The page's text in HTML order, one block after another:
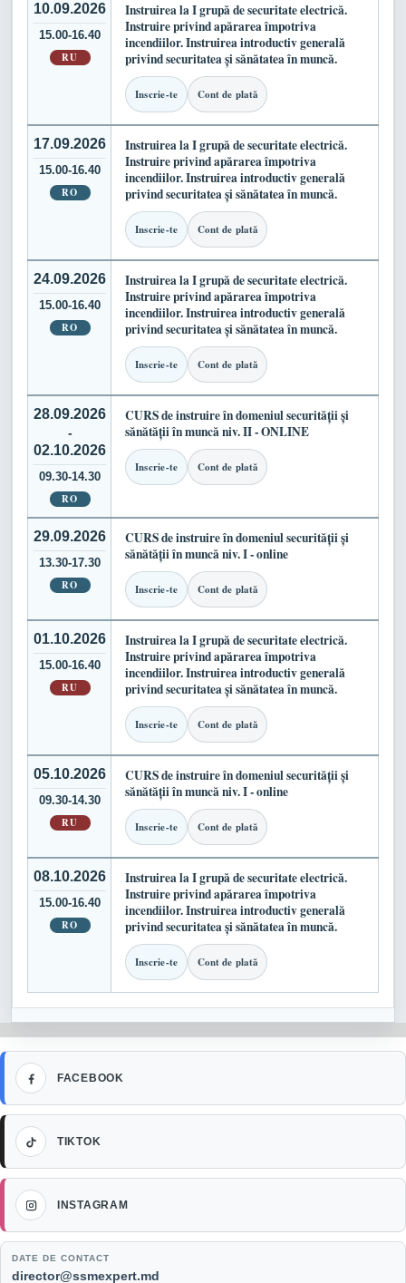
10.09.2026
15.00-16.40
RU
Instruirea la I grupă de securitate electrică.
Instruire privind apărarea împotriva
incendiilor. Instruirea introductiv generală
privind securitatea și sănătatea în muncă.
Inscrie-te Cont de plată
17.09.2026
15.00-16.40
RO
Instruirea la I grupă de securitate electrică.
Instruire privind apărarea împotriva
incendiilor. Instruirea introductiv generală
privind securitatea și sănătatea în muncă.
Inscrie-te Cont de plată
24.09.2026
15.00-16.40
RO
Instruirea la I grupă de securitate electrică.
Instruire privind apărarea împotriva
incendiilor. Instruirea introductiv generală
privind securitatea și sănătatea în muncă.
Inscrie-te Cont de plată
28.09.2026
-
02.10.2026
09.30-14.30
RO
CURS de instruire în domeniul securității și
sănătății în muncă niv. II - ONLINE
Inscrie-te Cont de plată
29.09.2026
13.30-17.30
RO
CURS de instruire în domeniul securității și
sănătății în muncă niv. I - online
Inscrie-te Cont de plată
01.10.2026
15.00-16.40
RU
Instruirea la I grupă de securitate electrică.
Instruire privind apărarea împotriva
incendiilor. Instruirea introductiv generală
privind securitatea și sănătatea în muncă.
Inscrie-te Cont de plată
05.10.2026
09.30-14.30
RU
CURS de instruire în domeniul securității și
sănătății în muncă niv. I - online
Inscrie-te Cont de plată
08.10.2026
15.00-16.40
RO
Instruirea la I grupă de securitate electrică.
Instruire privind apărarea împotriva
incendiilor. Instruirea introductiv generală
privind securitatea și sănătatea în muncă.
Inscrie-te Cont de plată
FACEBOOK
Facebook
DATE DE CONTACT
Email:
director@ssmexpert.md
TIKTOK
TikTok
INSTAGRAM
Instagram